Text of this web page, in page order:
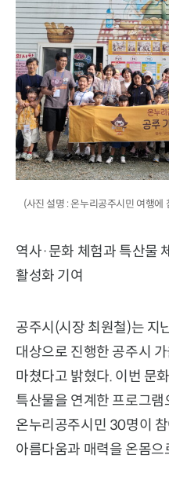
(사진 설명 : 온누리공주시민 여행에
역사·문화 체험과 특산물
활성화 기여
공주시(시장 최원철)는 지
대상으로 진행한 공주시
마쳤다고 밝혔다. 이번 문
특산물을 연계한 프로그램
온누리공주시민 30명이
아름다움과 매력을 온몸